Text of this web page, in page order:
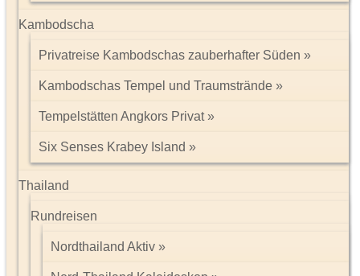
Kambodscha
Privatreise Kambodschas zauberhafter Süden
Kambodschas Tempel und Traumstrände
Tempelstätten Angkors Privat
Six Senses Krabey Island
Thailand
Rundreisen
Nordthailand Aktiv